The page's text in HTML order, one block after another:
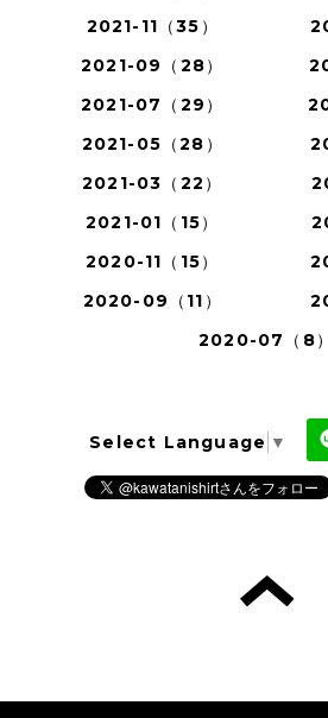
2021-11（35）
2021-09（28）
2021-07（29）
2021-05（28）
2021-03（22）
2021-01（15）
2020-11（15）
2020-09（11）
2020-07（8）
Select Language ▼